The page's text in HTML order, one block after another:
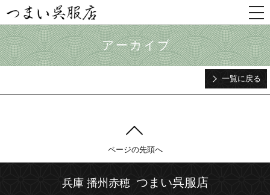
アーカイブ
一覧に戻る
ページの先頭へ
兵庫 播州赤穂 つまい呉服店